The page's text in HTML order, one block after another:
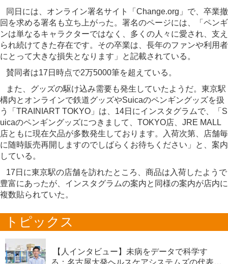
同日には、オンライン署名サイト「Change.org」で、卒業撤
回を求める署名も立ち上がった。署名のページには、「ペンギ
ンは単なるキャラクターではなく、多くの人々に愛され、支え
られ続けてきた存在です。その卒業は、長年のファンや利用者
にとって大きな損失となります」と記載されている。
賛同者は17日時点で2万5000筆を超えている。
また、グッズの駆け込み需要も発生していたようだ。東京駅
構内とオンラインで鉄道グッズやSuicaのペンギングッズを扱
う「TRAINIART TOKYO」は、14日にインスタグラムで、「S
uicaのペンギングッズにつきまして、TOKYO店、JRE MALL
店ともに現在欠品が多数発生しております。入荷次第、店舗毎
に随時販売再開しますのでしばらくお待ちください」と、案内
している。
17日に東京駅の店舗を訪れたところ、商品は入荷したようで
豊富にあったが、インスタグラムの案内と同様の案内が店内に
複数貼られていた。
トピックス
【人インタビュー】未病をデータで科学す